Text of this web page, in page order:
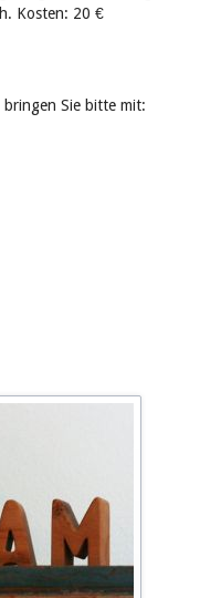
Kosten: 20 €
bringen Sie bitte mit: